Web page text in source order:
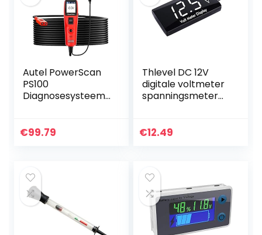
Autel PowerScan
PS100
Diagnosesysteem,
€99.79
Thlevel DC 12V
digitale voltmeter
spanningsmeter
led)
€12.49